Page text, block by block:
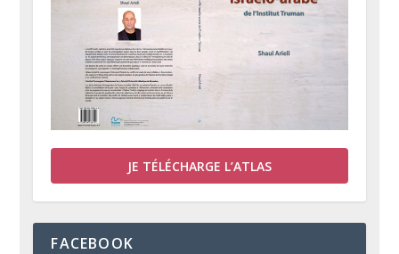
JE TÉLÉCHARGE L’ATLAS
FACEBOOK